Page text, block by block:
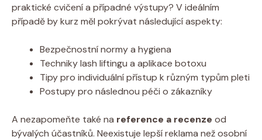
praktické cvičení a případné výstupy? V ideálním
případě by kurz měl pokrývat následující aspekty:
Bezpečnostní normy a hygiena
Techniky lash liftingu a aplikace botoxu
Tipy pro individuální přístup k různým typům pleti
Postupy pro následnou péči o zákazníky
A nezapomeňte také na reference a recenze od
bývalých účastníků. Neexistuje lepší reklama než osobní